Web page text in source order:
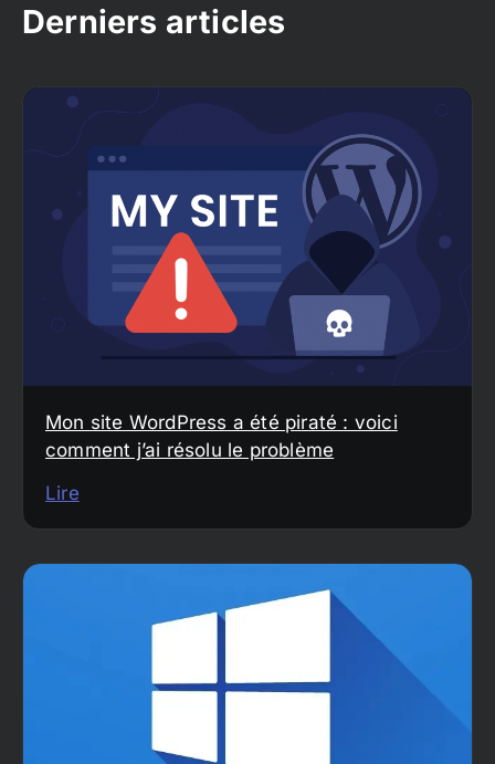
Derniers articles
Mon site WordPress a été piraté : voici
comment j’ai résolu le problème
Lire